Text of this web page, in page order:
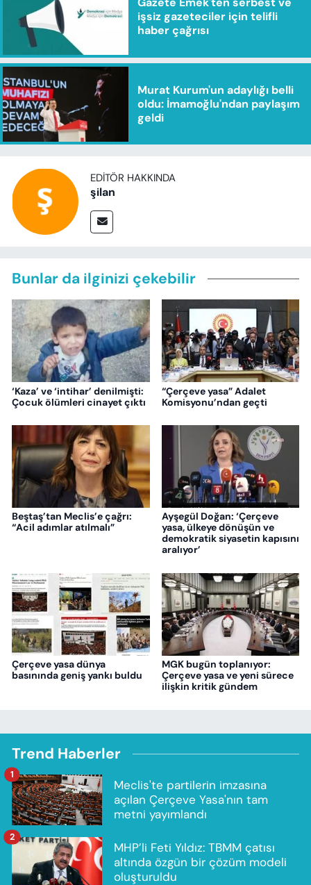
işsiz gazeteciler için telifli
haber çağrısı
Murat Kurum'un adaylığı belli
oldu: İmamoğlu'ndan paylaşım
geldi
EDITÖR HAKKINDA
şilan
Bunlar da ilginizi çekebilir
‘Kaza’ ve ‘intihar’ denilmişti:
Çocuk ölümleri cinayet çıktı
“Çerçeve yasa” Adalet
Komisyonu’ndan geçti
Beştaş’tan Meclis’e çağrı:
“Acil adımlar atılmalı”
Ayşegül Doğan: ‘Çerçeve
yasa, ülkeye dönüşün ve
demokratik siyasetin kapısını
aralıyor’
Çerçeve yasa dünya
basınında geniş yankı buldu
MGK bugün toplanıyor:
Çerçeve yasa ve yeni sürece
ilişkin kritik gündem
Trend Haberler
Meclis'te partilerin imzasına
açılan Çerçeve Yasa'nın tam
metni yayımlandı
1
MHP’li Feti Yıldız: TBMM çatısı
altında özgün bir çözüm modeli
oluşturuldu
2